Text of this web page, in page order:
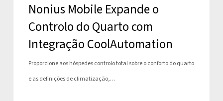
Nonius Mobile Expande o
Controlo do Quarto com
Integração CoolAutomation
Proporcione aos hóspedes controlo total sobre o conforto do quarto
e as definições de climatização,…